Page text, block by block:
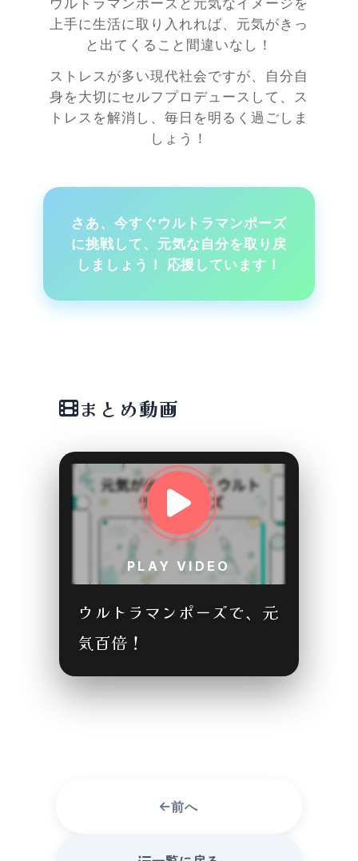
ウルトラマンポーズと元気なイメージを
上手に生活に取り入れれば、元気がきっ
と出てくること間違いなし！
ストレスが多い現代社会ですが、自分自
身を大切にセルフプロデュースして、ス
トレスを解消し、毎日を明るく過ごしま
しょう！
さあ、今すぐウルトラマンポーズ
に挑戦して、元気な自分を取り戻
しましょう！ 応援しています！
まとめ動画
PLAY VIDEO
ウルトラマンポーズで、元
気百倍！
前へ